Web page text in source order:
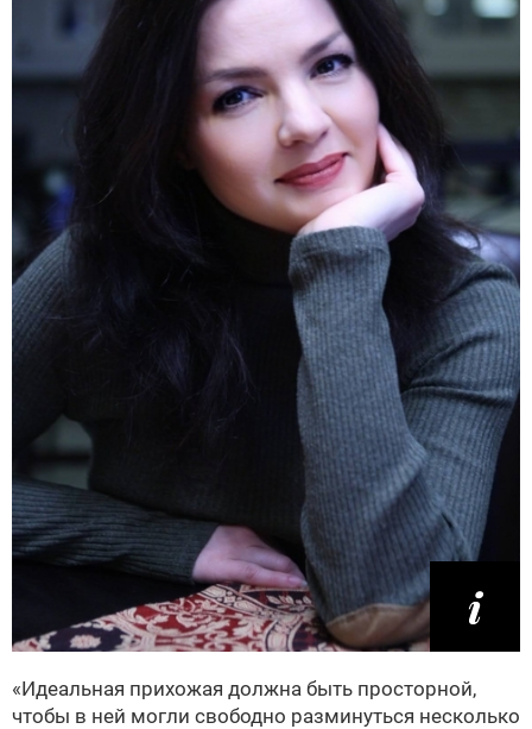
«Идеальная прихожая должна быть просторной,
чтобы в ней могли свободно разминуться несколько